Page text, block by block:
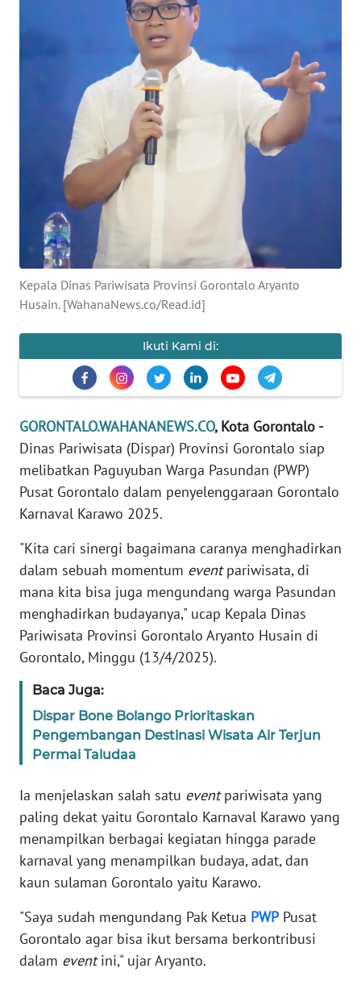
Kepala Dinas Pariwisata Provinsi Gorontalo Aryanto
Husain. [WahanaNews.co/Read.id]
Ikuti Kami di:
GORONTALO.WAHANANEWS.CO, Kota Gorontalo -
Dinas Pariwisata (Dispar) Provinsi Gorontalo siap
melibatkan Paguyuban Warga Pasundan (PWP)
Pusat Gorontalo dalam penyelenggaraan Gorontalo
Karnaval Karawo 2025.
"Kita cari sinergi bagaimana caranya menghadirkan
dalam sebuah momentum eventpariwisata, di
mana kita bisa juga mengundang warga Pasundan
menghadirkan budayanya," ucap Kepala Dinas
Pariwisata Provinsi Gorontalo Aryanto Husain di
Gorontalo, Minggu (13/4/2025).
Baca Juga:
Dispar Bone Bolango Prioritaskan
Pengembangan Destinasi Wisata Air Terjun
Permai Taludaa
Ia menjelaskan salah satu eventpariwisata yang
paling dekat yaitu Gorontalo Karnaval Karawo yang
menampilkan berbagai kegiatan hingga parade
karnaval yang menampilkan budaya, adat, dan
kaun sulaman Gorontalo yaitu Karawo.
"Saya sudah mengundang Pak Ketua PWPPusat
Gorontalo agar bisa ikut bersama berkontribusi
dalam eventini," ujar Aryanto.
TENTANG
PEDOMAN
MEDIA
SIBER
REDAKSI
DISCLAIMER
Wahana
News
Regional
WN
JAKARTA
WN
JABAR
WN
WN
NTT
KEPRI
WN
PAPUA
WN
PAPUA
BARAT